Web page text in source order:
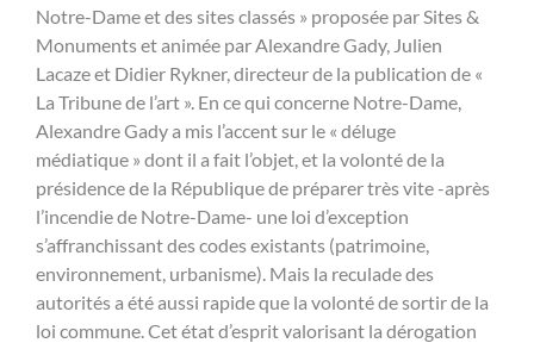
Notre-Dame et des sites classés » proposée par Sites &
Monuments et animée par Alexandre Gady, Julien
Lacaze et Didier Rykner, directeur de la publication de «
La Tribune de l’art ». En ce qui concerne Notre-Dame,
Alexandre Gady a mis l’accent sur le « déluge
médiatique » dont il a fait l’objet, et la volonté de la
présidence de la République de préparer très vite -après
l’incendie de Notre-Dame- une loi d’exception
s’affranchissant des codes existants (patrimoine,
environnement, urbanisme). Mais la reculade des
autorités a été aussi rapide que la volonté de sortir de la
loi commune. Cet état d’esprit valorisant la dérogation